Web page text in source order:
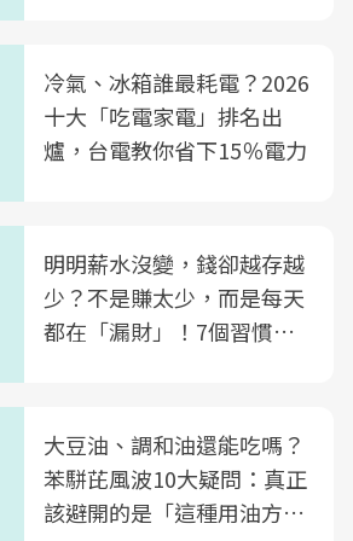
冷氣、冰箱誰最耗電？2026
十大「吃電家電」排名出
爐，台電教你省下15％電力
明明薪水沒變，錢卻越存越
少？不是賺太少，而是每天
都在「漏財」！7個習慣一
大豆油、調和油還能吃嗎？
苯駢芘風波10大疑問：真正
該避開的是「這種用油方